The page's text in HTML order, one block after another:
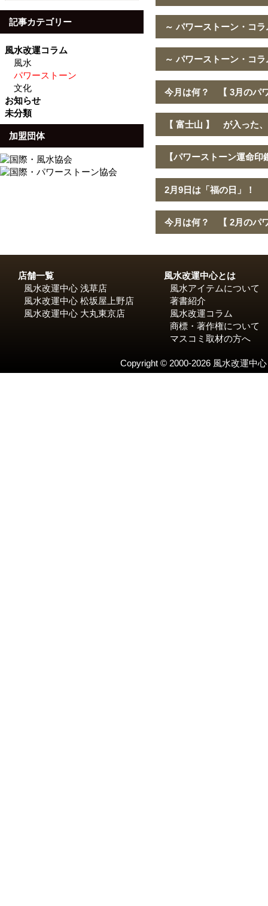
記事カテゴリー
風水改運コラム
風水
パワーストーン
文化
お知らせ
未分類
加盟団体
～ パワーストーン・コ
～ パワーストーン・コ
今月は何？ 【 3月のパ
【 富士山 】 が入った
【パワーストーン運命
2月9日は「福の日」！
今月は何？ 【 2月のパ
店舗一覧
風水改運中心 浅草店
風水改運中心 松坂屋上野店
風水改運中心 大丸東京店
風水改運中心とは
風水アイテムについて
著書紹介
風水改運コラム
商標・著作権について
マスコミ取材の方へ
Copyright © 2000-2026 風水改運中